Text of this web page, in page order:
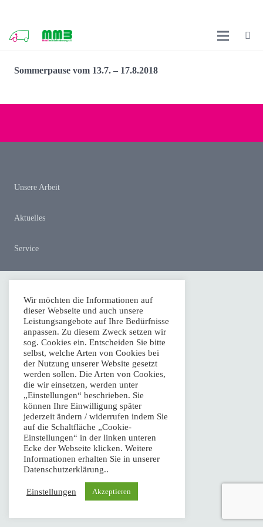
Sommerpause vom 13.7. – 17.8.2018
Unsere Arbeit
Aktuelles
Service
Fahrdienste
Mobiltreffs
Kontakt
Impressum
Datenschutz – Disclaimer
Telefonische Sprechzeiten: Mo.–Fr. 10:00 Uhr–13:00 Uhr,
Mo.–Do. 14:00 Uhr–17:00 Uhr
© Mobil mit Behinderung e.V. Alle Rechte vorbehalten.
Wir möchten die Informationen auf
dieser Webseite und auch unsere
Leistungsangebote auf Ihre Bedürfnisse
anpassen. Zu diesem Zweck setzen wir
sog. Cookies ein. Entscheiden Sie bitte
selbst, welche Arten von Cookies bei
der Nutzung unserer Website gesetzt
werden sollen. Die Arten von Cookies,
die wir einsetzen, werden unter
„Einstellungen“ beschrieben. Sie
können Ihre Einwilligung später
jederzeit ändern / widerrufen indem Sie
auf die Schaltfläche „Cookie-
Einstellungen“ in der linken unteren
Ecke der Webseite klicken. Weitere
Informationen erhalten Sie in unserer
Datenschutzerklärung..
Einstellungen Akzeptieren